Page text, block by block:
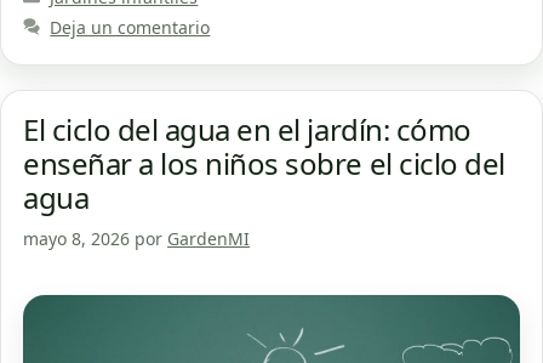
Deja un comentario
El ciclo del agua en el jardín: cómo
enseñar a los niños sobre el ciclo del
agua
mayo 8, 2026 por GardenMI